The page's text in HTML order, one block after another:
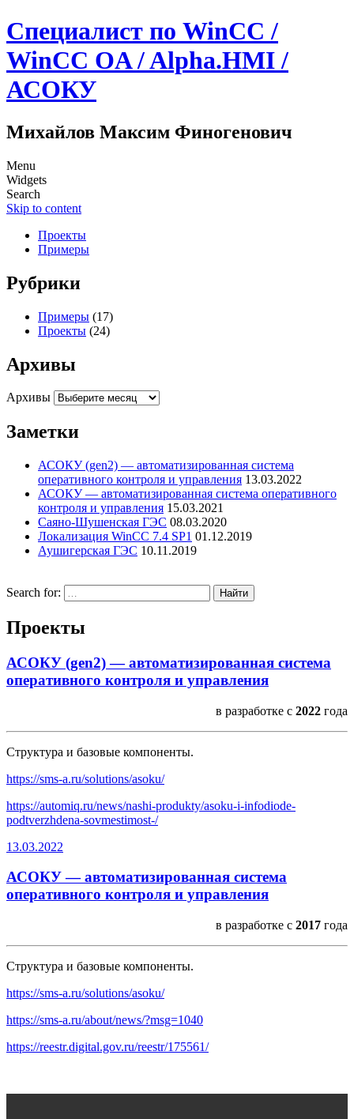
Специалист по WinCC /
WinCC OA / Alpha.HMI /
АСОКУ
Михайлов Максим Финогенович
Menu
Widgets
Search
Skip to content
Проекты
Примеры
Рубрики
Примеры (17)
Проекты (24)
Архивы
Архивы
Заметки
АСОКУ (gen2) — автоматизированная система
оперативного контроля и управления 13.03.2022
АСОКУ — автоматизированная система оперативного
контроля и управления 15.03.2021
Саяно-Шушенская ГЭС 08.03.2020
Локализация WinCC 7.4 SP1 01.12.2019
Аушигерская ГЭС 10.11.2019
Search for:
Проекты
АСОКУ (gen2) — автоматизированная система
оперативного контроля и управления
в разработке с 2022 года
Структура и базовые компоненты.
https://sms-a.ru/solutions/asoku/
https://automiq.ru/news/nashi-produkty/asoku-i-infodiode-
podtverzhdena-sovmestimost-/
13.03.2022
АСОКУ — автоматизированная система
оперативного контроля и управления
в разработке с 2017 года
Структура и базовые компоненты.
https://sms-a.ru/solutions/asoku/
https://sms-a.ru/about/news/?msg=1040
https://reestr.digital.gov.ru/reestr/175561/